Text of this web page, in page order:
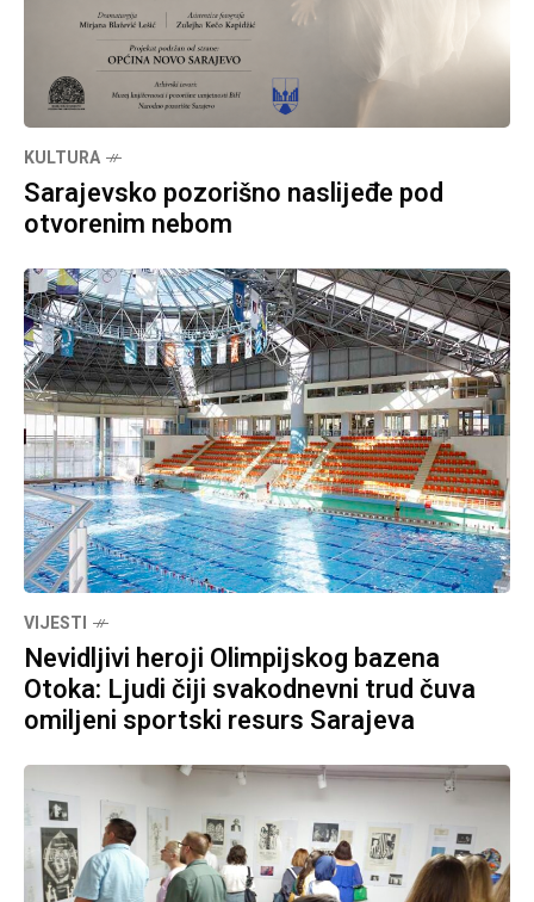
KULTURA
Sarajevsko pozorišno naslijeđe pod
otvorenim nebom
VIJESTI
Nevidljivi heroji Olimpijskog bazena
Otoka: Ljudi čiji svakodnevni trud čuva
omiljeni sportski resurs Sarajeva